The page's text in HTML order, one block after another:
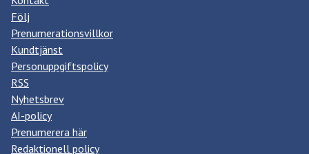
Följ
Prenumerationsvillkor
Kundtjänst
Personuppgiftspolicy
RSS
Nyhetsbrev
AI-policy
Prenumerera här
Redaktionell policy